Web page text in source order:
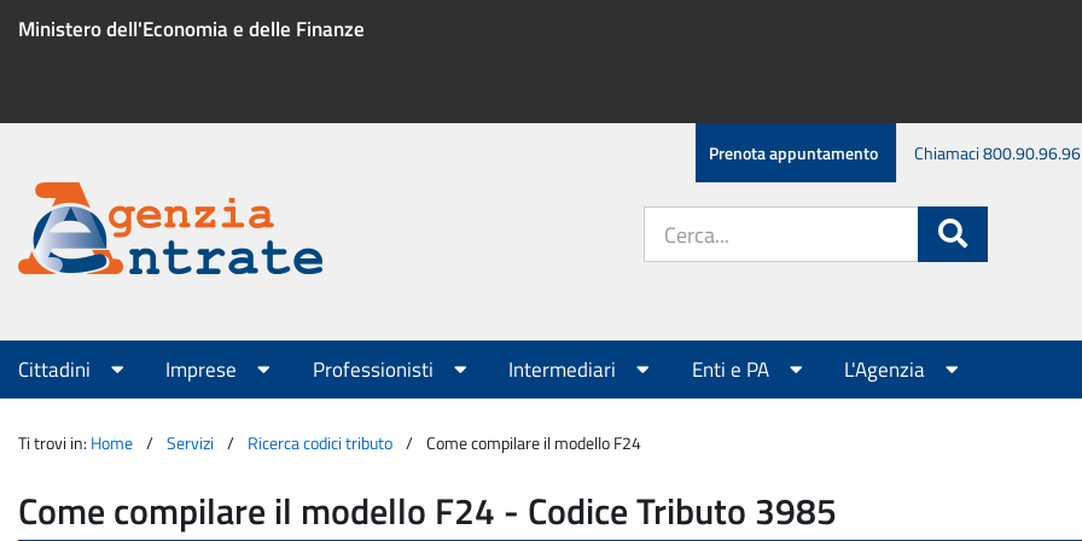
Ministero dell'Economia e delle Finanze
Menu
servizio
Prenota appuntamento Chiamaci 800.90.96.96
Agenzia
Entrate
sito:
Menu
principale
Cittadini Imprese Professionisti Intermediari Enti e PA L'Agenzia
Ti trovi in: Home Servizi Ricerca codici tributo Come compilare il modello F24
Come compilare il modello F24 - Codice Tributo 3985